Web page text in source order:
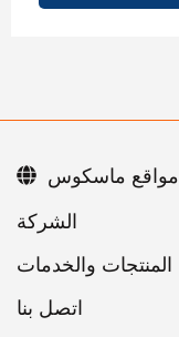
اتصل بنا
مواقع ماسكوس